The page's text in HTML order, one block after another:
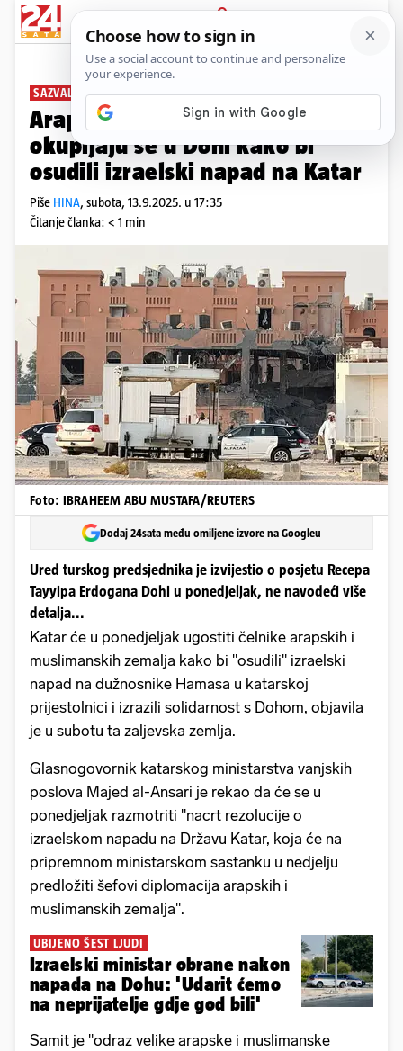
PRIJAVA
News Komentari
SAZVALI SUMMIT
Arapski i muslimanski čelnici
okupljaju se u Dohi kako bi
osudili izraelski napad na Katar
Piše HINA, subota, 13.9.2025. u 17:35
Čitanje članka: < 1 min
Foto: IBRAHEEM ABU MUSTAFA/REUTERS
Dodaj 24sata među omiljene izvore na Googleu
Ured turskog predsjednika je izvijestio o posjetu Recepa
Tayyipa Erdogana Dohi u ponedjeljak, ne navodeći više
detalja...
Katar će u ponedjeljak ugostiti čelnike arapskih i
muslimanskih zemalja kako bi "osudili" izraelski
napad na dužnosnike Hamasa u katarskoj
prijestolnici i izrazili solidarnost s Dohom, objavila
je u subotu ta zaljevska zemlja.
Glasnogovornik katarskog ministarstva vanjskih
poslova Majed al-Ansari je rekao da će se u
ponedjeljak razmotriti "nacrt rezolucije o
izraelskom napadu na Državu Katar, koja će na
pripremnom ministarskom sastanku u nedjelju
predložiti šefovi diplomacija arapskih i
muslimanskih zemalja".
UBIJENO ŠEST LJUDI
Izraelski ministar obrane nakon
napada na Dohu: 'Udarit ćemo
na neprijatelje gdje god bili'
Samit je "odraz velike arapske i muslimanske